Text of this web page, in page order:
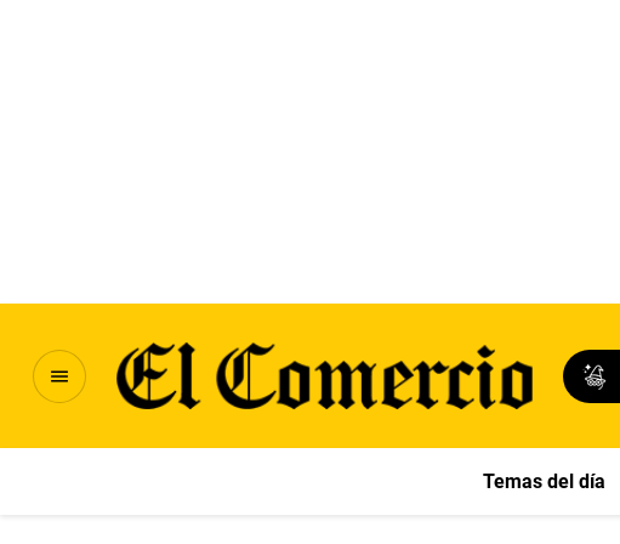
Temas del día